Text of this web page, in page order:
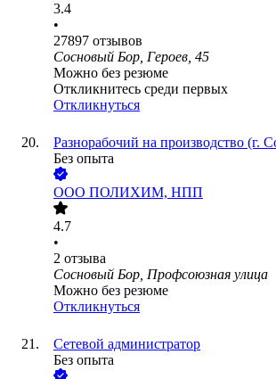
3.4
•
27897 отзывов
Сосновый Бор, Героев, 45
Можно без резюме
Откликнитесь среди первых
Откликнуться
Разнорабочий на производство (г.
Без опыта
ООО ПОЛИХИМ, НПП
4.7
•
2 отзыва
Сосновый Бор, Профсоюзная улица
Можно без резюме
Откликнуться
Сетевой администратор
Без опыта